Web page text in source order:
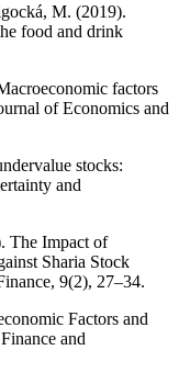
M. (2019).
food and drink
factors
of Economics and
stocks:
and
The Impact of
Sharia Stock
9(2), 27–34.
Factors and
and